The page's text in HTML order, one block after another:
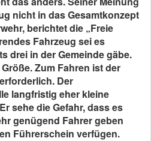
nicht in das Gesamtkonzept
berichtet die „Freie
Fahrzeug sei es
drei in der Gemeinde gäbe.
Zum Fahren ist der
Der
langfristig eher kleine
sehe die Gefahr, dass es
genügend Fahrer geben
Führerschein verfügen.